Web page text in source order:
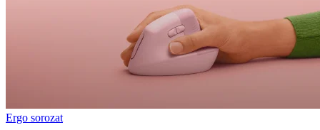
Ergo sorozat